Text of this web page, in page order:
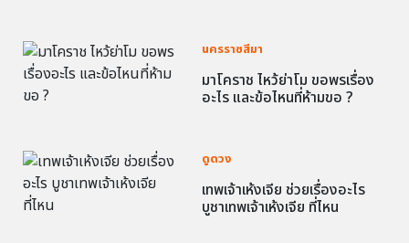
นครราชสีมา
มาโคราช ไหว้ย่าโม ขอพรเรื่อง
อะไร และข้อไหนที่ห้ามขอ ?
ดูดวง
เทพเจ้าเห้งเจีย ช่วยเรื่องอะไร
บูชาเทพเจ้าเห้งเจีย ที่ไหน